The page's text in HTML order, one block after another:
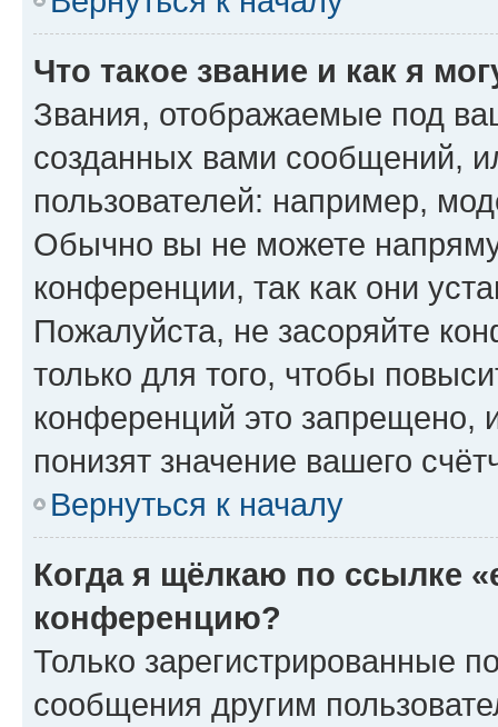
Что такое звание и как я
Звания, отображаемые под
созданных вами сообщений,
пользователей: например,
Обычно вы не можете
конференции, так как они
Пожалуйста, не засоряйте
только для того, чтобы
конференций это запрещено,
понизят значение вашего
Вернуться к началу
Когда я щёлкаю по ссылке
конференцию?
Только зарегистрированные
сообщения другим